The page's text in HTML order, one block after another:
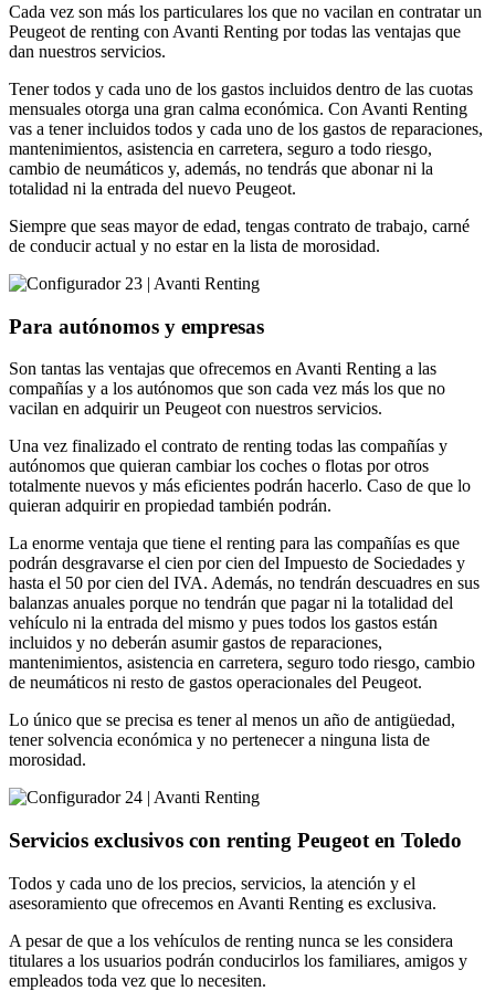
Cada vez son más los particulares los que no vacilan en contratar un
Peugeot de renting con Avanti Renting por todas las ventajas que
dan nuestros servicios.
Tener todos y cada uno de los gastos incluidos dentro de las cuotas
mensuales otorga una gran calma económica. Con Avanti Renting
vas a tener incluidos todos y cada uno de los gastos de reparaciones,
mantenimientos, asistencia en carretera, seguro a todo riesgo,
cambio de neumáticos y, además, no tendrás que abonar ni la
totalidad ni la entrada del nuevo Peugeot.
Siempre que seas mayor de edad, tengas contrato de trabajo, carné
de conducir actual y no estar en la lista de morosidad.
Para autónomos y empresas
Son tantas las ventajas que ofrecemos en Avanti Renting a las
compañías y a los autónomos que son cada vez más los que no
vacilan en adquirir un Peugeot con nuestros servicios.
Una vez finalizado el contrato de renting todas las compañías y
autónomos que quieran cambiar los coches o flotas por otros
totalmente nuevos y más eficientes podrán hacerlo. Caso de que lo
quieran adquirir en propiedad también podrán.
La enorme ventaja que tiene el renting para las compañías es que
podrán desgravarse el cien por cien del Impuesto de Sociedades y
hasta el 50 por cien del IVA. Además, no tendrán descuadres en sus
balanzas anuales porque no tendrán que pagar ni la totalidad del
vehículo ni la entrada del mismo y pues todos los gastos están
incluidos y no deberán asumir gastos de reparaciones,
mantenimientos, asistencia en carretera, seguro todo riesgo, cambio
de neumáticos ni resto de gastos operacionales del Peugeot.
Lo único que se precisa es tener al menos un año de antigüedad,
tener solvencia económica y no pertenecer a ninguna lista de
morosidad.
Servicios exclusivos con renting Peugeot en Toledo
Todos y cada uno de los precios, servicios, la atención y el
asesoramiento que ofrecemos en Avanti Renting es exclusiva.
A pesar de que a los vehículos de renting nunca se les considera
titulares a los usuarios podrán conducirlos los familiares, amigos y
empleados toda vez que lo necesiten.